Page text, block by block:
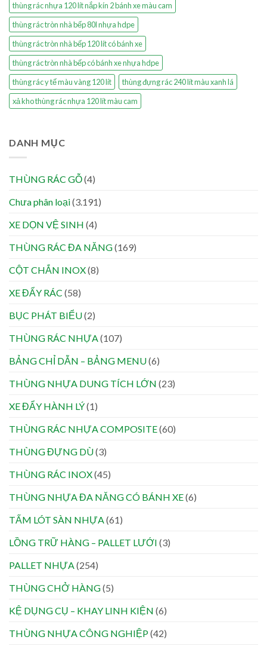
thùng rác nhựa 120 lít nắp kín 2 bánh xe màu cam
thùng rác tròn nhà bếp 80l nhựa hdpe
thùng rác tròn nhà bếp 120 lít có bánh xe
thùng rác tròn nhà bếp có bánh xe nhựa hdpe
thùng rác y tế màu vàng 120 lít
thùng đựng rác 240 lít màu xanh lá
xả kho thùng rác nhựa 120 lít màu cam
DANH MỤC
THÙNG RÁC GỖ(4)
Chưa phân loại(3.191)
XE DỌN VỆ SINH (4)
THÙNG RÁC ĐA NĂNG(169)
CỘT CHẮN INOX(8)
XE ĐẨY RÁC (58)
BỤC PHÁT BIỂU(2)
THÙNG RÁC NHỰA (107)
BẢNG CHỈ DẪN – BẢNG MENU(6)
THÙNG NHỰA DUNG TÍCH LỚN (23)
XE ĐẨY HÀNH LÝ(1)
THÙNG RÁC NHỰA COMPOSITE(60)
THÙNG ĐỰNG DÙ(3)
THÙNG RÁC INOX(45)
THÙNG NHỰA ĐA NĂNG CÓ BÁNH XE(6)
TẤM LÓT SÀN NHỰA (61)
LỒNG TRỮ HÀNG – PALLET LƯỚI (3)
PALLET NHỰA (254)
THÙNG CHỞ HÀNG(5)
KỆ DỤNG CỤ – KHAY LINH KIỆN (6)
THÙNG NHỰA CÔNG NGHIỆP(42)